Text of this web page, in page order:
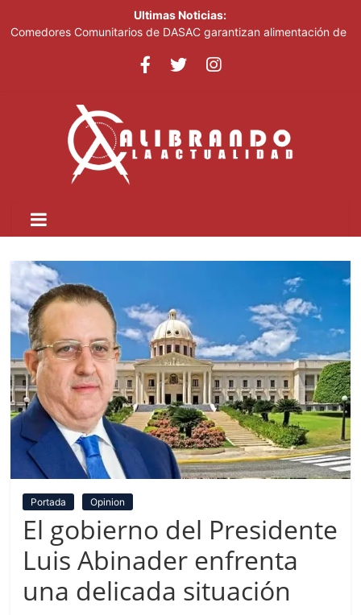
Ultimas Noticias:
Comedores Comunitarios de DASAC garantizan alimentación de
Centroamericanos y del Caribe Santo Domingo 2026
Senado de EE. UU. aprueba nuevo paquete de sanciones a
Italia dice que no acepta ultimátums y mantendrá la suspensión
del Schengen con España
Fransheska Matías gana dos plata en el torneo de pesas de los
Portada Opinion
El gobierno del Presidente
Luis Abinader enfrenta
una delicada situación